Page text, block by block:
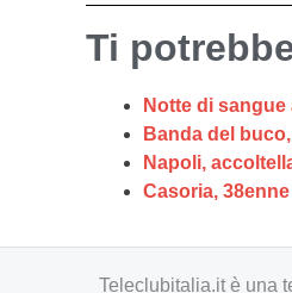
Ti
Notte di
Banda del
Napoli,
Casoria,
Teleclubitalia.it è una